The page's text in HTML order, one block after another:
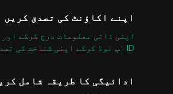
اپنے اکاؤنٹ کی تصدق کریں
اپنی ذاتی معلومات درج کرکے
ID اپ لوڈ کرکے اپنی شناخت کی تصدیق کریں
ادائیگی کا طریقہ شامل